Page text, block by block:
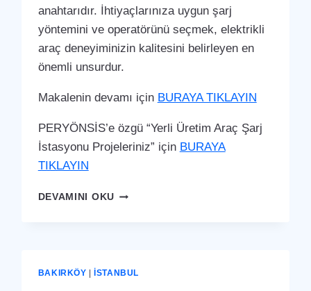
anahtarıdır. İhtiyaçlarınıza uygun şarj
yöntemini ve operatörünü seçmek, elektrikli
araç deneyiminizin kalitesini belirleyen en
önemli unsurdur.
Makalenin devamı için BURAYA TIKLAYIN
PERYÖNSİS’e özgü “Yerli Üretim Araç Şarj
İstasyonu Projeleriniz” için BURAYA
TIKLAYIN
DEVAMINI OKUBAKIRKÖY
BAKIRKÖY İSTANBUL